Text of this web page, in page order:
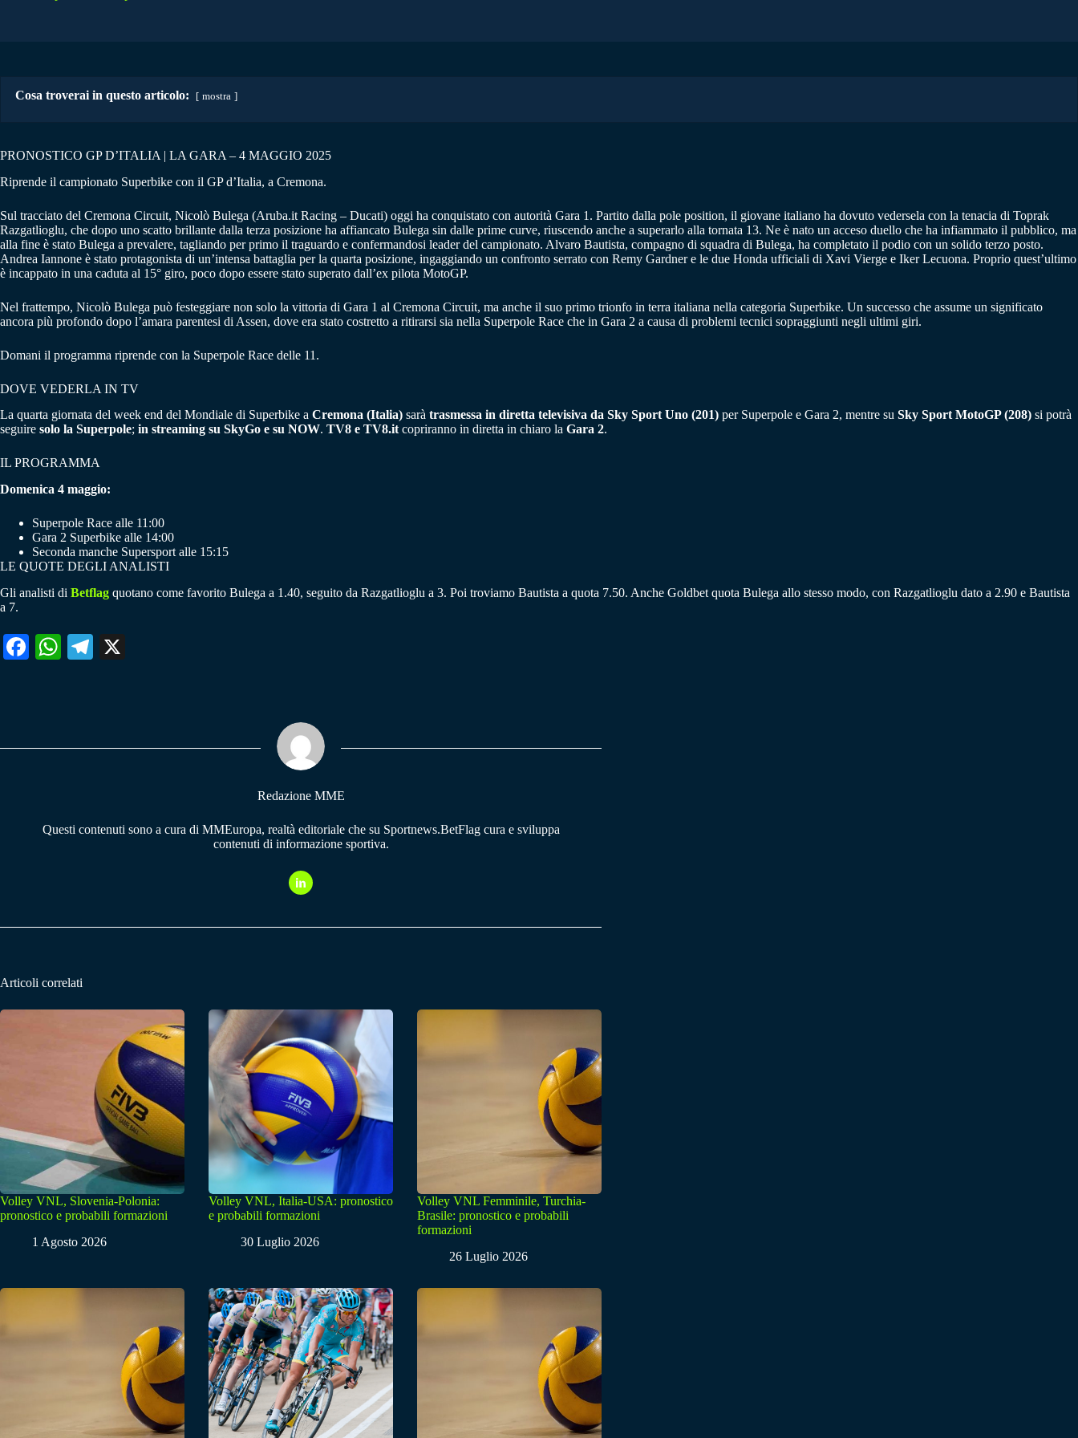
Cosa troverai in questo articolo: mostra
PRONOSTICO GP D’ITALIA | LA GARA – 4 MAGGIO 2025
Riprende il campionato Superbike con il GP d’Italia, a Cremona.
Sul tracciato del Cremona Circuit, Nicolò Bulega (Aruba.it Racing – Ducati) oggi ha conquistato con autorità Gara 1. Partito dalla pole position, il giovane italiano ha dovuto vedersela con la tenacia di Toprak
Razgatlioglu, che dopo uno scatto brillante dalla terza posizione ha affiancato Bulega sin dalle prime curve, riuscendo anche a superarlo alla tornata 13. Ne è nato un acceso duello che ha infiammato il pubblico, ma
alla fine è stato Bulega a prevalere, tagliando per primo il traguardo e confermandosi leader del campionato. Alvaro Bautista, compagno di squadra di Bulega, ha completato il podio con un solido terzo posto.
Andrea Iannone è stato protagonista di un’intensa battaglia per la quarta posizione, ingaggiando un confronto serrato con Remy Gardner e le due Honda ufficiali di Xavi Vierge e Iker Lecuona. Proprio quest’ultimo
è incappato in una caduta al 15° giro, poco dopo essere stato superato dall’ex pilota MotoGP.
Nel frattempo, Nicolò Bulega può festeggiare non solo la vittoria di Gara 1 al Cremona Circuit, ma anche il suo primo trionfo in terra italiana nella categoria Superbike. Un successo che assume un significato
ancora più profondo dopo l’amara parentesi di Assen, dove era stato costretto a ritirarsi sia nella Superpole Race che in Gara 2 a causa di problemi tecnici sopraggiunti negli ultimi giri.
Domani il programma riprende con la Superpole Race delle 11.
DOVE VEDERLA IN TV
La quarta giornata del week end del Mondiale di Superbike a Cremona (Italia) sarà trasmessa in diretta televisiva da Sky Sport Uno (201) per Superpole e Gara 2, mentre su Sky Sport MotoGP (208) si potrà
seguire solo la Superpole; in streaming su SkyGo e su NOW. TV8 e TV8.itcopriranno in diretta in chiaro la Gara 2.
IL PROGRAMMA
Domenica 4 maggio:
Superpole Race alle 11:00
Gara 2 Superbike alle 14:00
Seconda manche Supersport alle 15:15
LE QUOTE DEGLI ANALISTI
Gli analisti di Betflag quotano come favorito Bulega a 1.40, seguito da Razgatlioglu a 3. Poi troviamo Bautista a quota 7.50. Anche Goldbet quota Bulega allo stesso modo, con Razgatlioglu dato a 2.90 e Bautista
a 7.
Fa W
pp
Te
m
Redazione MME
Questi contenuti sono a cura di MMEuropa, realtà editoriale che su Sportnews.BetFlag cura e sviluppa
contenuti di informazione sportiva.
Articoli correlati
Volley VNL, Slovenia-Polonia:
pronostico e probabili formazioni
1 Agosto 2026
Volley VNL, Italia-USA: pronostico
e probabili formazioni
30 Luglio 2026
Volley VNL Femminile, Turchia-
Brasile: pronostico e probabili
formazioni
26 Luglio 2026